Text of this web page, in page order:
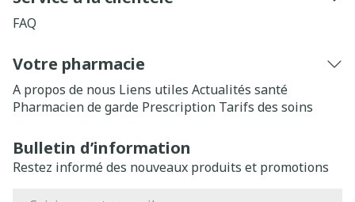
FAQ
Votre pharmacie
A propos de nous Liens utiles Actualités santé
Pharmacien de garde Prescription Tarifs des soins
Bulletin d’information
Restez informé des nouveaux produits et promotions